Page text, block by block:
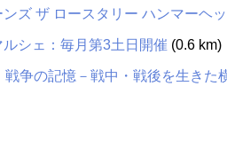
ズ ザ ロースタリー ハンマーヘ
シェ：毎月第3土日開催 (0.6 km)
争の記憶－戦中・戦後を生きた